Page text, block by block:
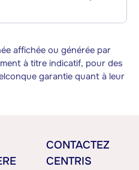
affichée ou générée par
à titre indicatif, pour des
garantie quant à leur
CONTACTEZ
CENTRIS